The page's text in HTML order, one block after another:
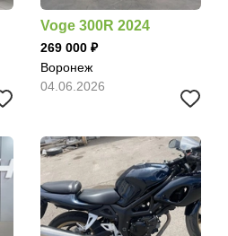
Voge 300R 2024
269 000
Воронеж
04.06.2026